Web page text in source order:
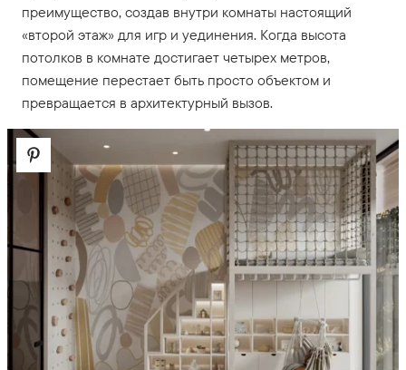
преимущество, создав внутри комнаты настоящий
«второй этаж» для игр и уединения. Когда высота
потолков в комнате достигает четырех метров,
помещение перестает быть просто объектом и
превращается в архитектурный вызов.